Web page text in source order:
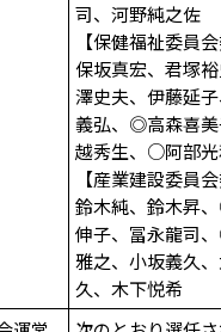
司、河野純之佐
【保健福祉委員会
保坂真宏、君塚
澤史夫、伊藤延
義弘、◎高森喜美
越秀生、○阿部光
【産業建設委員会
鈴木純、鈴木昇
伸子、冨永龍司
雅之、小坂義久
久、木下悦希